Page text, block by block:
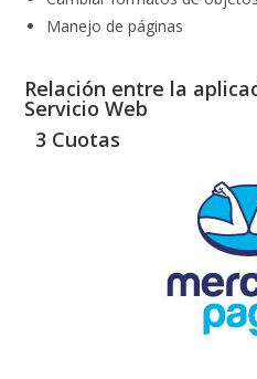
Manejo de páginas
Relación entre la
Servicio Web
3 Cuotas